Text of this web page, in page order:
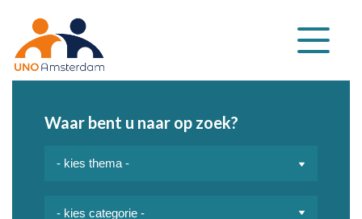
Klap
navigatie
Waar bent u naar op zoek?